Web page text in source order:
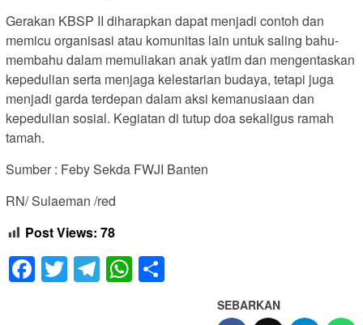
Gerakan KBSP II diharapkan dapat menjadi contoh dan
memicu organisasi atau komunitas lain untuk saling bahu-
membahu dalam memuliakan anak yatim dan mengentaskan
kepedulian serta menjaga kelestarian budaya, tetapi juga
menjadi garda terdepan dalam aksi kemanusiaan dan
kepedulian sosial. Kegiatan di tutup doa sekaligus ramah
tamah.
Sumber : Feby Sekda FWJI Banten
RN/ Sulaeman /red
Post Views: 78
Facebook
TwitterTelegram
WhatsApp
SEBARKAN